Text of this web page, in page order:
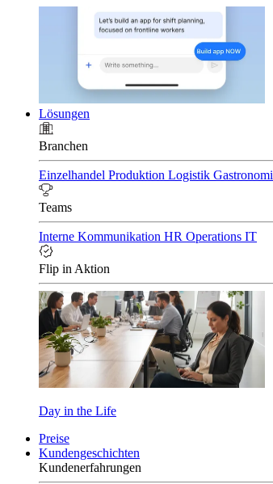
Lösungen
Branchen
Einzelhandel Produktion Logistik
Teams
Interne Kommunikation HR Operations IT
Flip in Aktion
Day in the Life
Preise
Kundengeschichten
Kundenerfahrungen